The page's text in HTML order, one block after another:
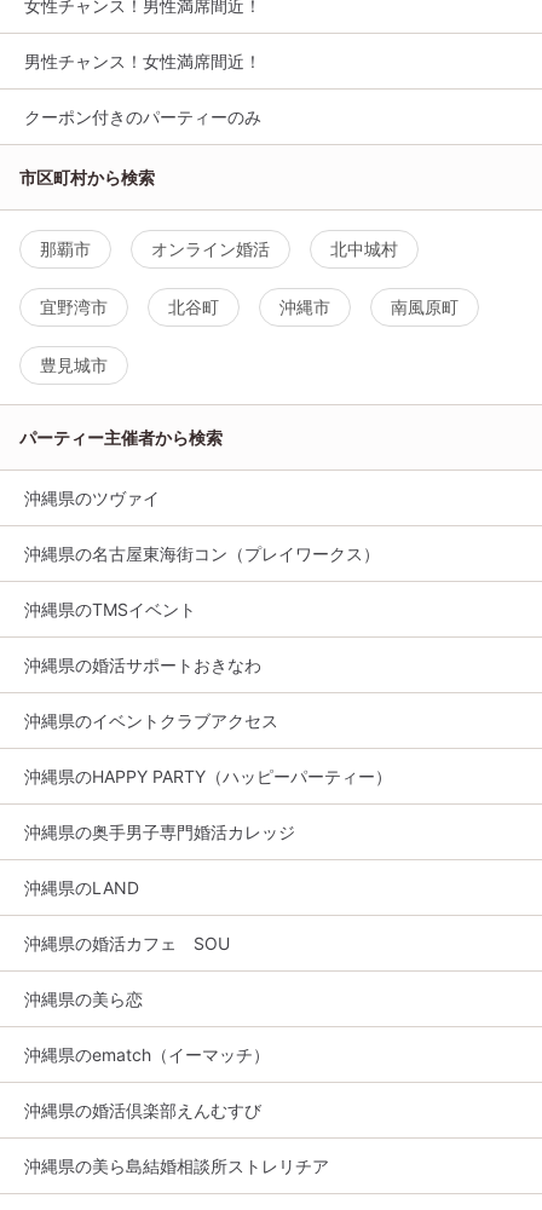
女性チャンス！男性満席間近！
男性チャンス！女性満席間近！
クーポン付きのパーティーのみ
市区町村から検索
那覇市 オンライン婚活 北中城村
宜野湾市 北谷町 沖縄市 南風原町
豊見城市
パーティー主催者から検索
沖縄県のツヴァイ
沖縄県の名古屋東海街コン（プレイワークス）
沖縄県のTMSイベント
沖縄県の婚活サポートおきなわ
沖縄県のイベントクラブアクセス
沖縄県のHAPPY PARTY（ハッピーパーティー）
沖縄県の奥手男子専門婚活カレッジ
沖縄県のLAND
沖縄県の婚活カフェ SOU
沖縄県の美ら恋
沖縄県のematch（イーマッチ）
沖縄県の婚活倶楽部えんむすび
沖縄県の美ら島結婚相談所ストレリチア